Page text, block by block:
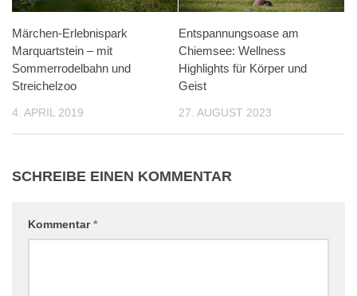
Märchen-Erlebnispark
Marquartstein – mit
Sommerrodelbahn und
Streichelzoo
4. APRIL 2019
Entspannungsoase am
Chiemsee: Wellness
Highlights für Körper und
Geist
27. AUGUST 2023
SCHREIBE EINEN KOMMENTAR
Kommentar*